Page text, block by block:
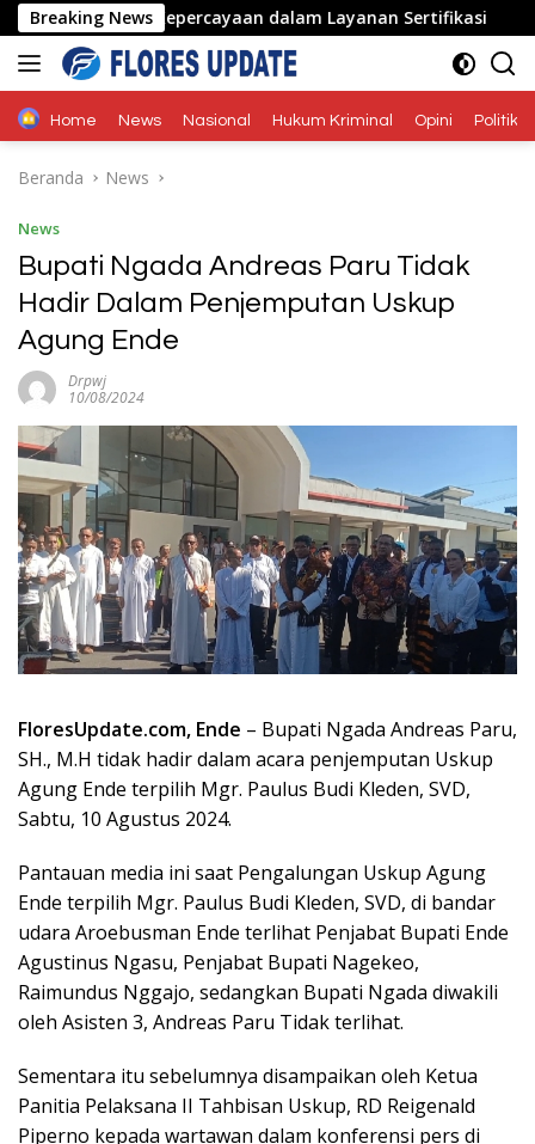
Langsung
ke
konten
Breaking News
dan Kepercayaan dalam Layanan Sertifikasi
Home News Nasional Hukum Kriminal Opini Politik
Beranda News
News
Bupati Ngada Andreas Paru Tidak
Hadir Dalam Penjemputan Uskup
Agung Ende
Drpwj
10/08/2024
FloresUpdate.com, Ende – Bupati Ngada Andreas Paru,
SH., M.H tidak hadir dalam acara penjemputan Uskup
Agung Ende terpilih Mgr. Paulus Budi Kleden, SVD,
Sabtu, 10 Agustus 2024.
Pantauan media ini saat Pengalungan Uskup Agung
Ende terpilih Mgr. Paulus Budi Kleden, SVD, di bandar
udara Aroebusman Ende terlihat Penjabat Bupati Ende
Agustinus Ngasu, Penjabat Bupati Nagekeo,
Raimundus Nggajo, sedangkan Bupati Ngada diwakili
oleh Asisten 3, Andreas Paru Tidak terlihat.
Sementara itu sebelumnya disampaikan oleh Ketua
Panitia Pelaksana II Tahbisan Uskup, RD Reigenald
Piperno kepada wartawan dalam konferensi pers di